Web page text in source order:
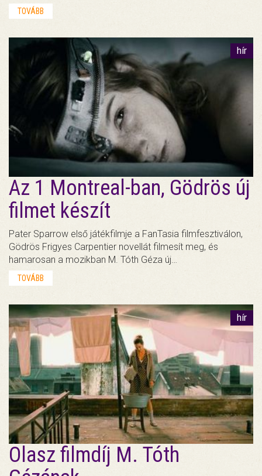
TOVÁBB
hír
Az 1 Montreal-ban, Gödrös új
filmet készít
Pater Sparrow első játékfilmje a FanTasia filmfesztiválon,
Gödrös Frigyes Carpentier novellát filmesít meg, és
hamarosan a mozikban M. Tóth Géza új…
TOVÁBB
hír
Olasz filmdíj M. Tóth